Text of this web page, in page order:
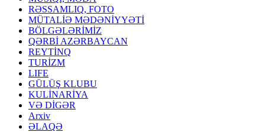
RƏSSAMLIQ, FOTO
MÜTALİƏ MƏDƏNİYYƏTİ
BÖLGƏLƏRİMİZ
QƏRBİ AZƏRBAYCAN
REYTİNQ
TURİZM
LIFE
GÜLÜŞ KLUBU
KULİNARİYA
VƏ DİGƏR
Arxiv
ƏLAQƏ